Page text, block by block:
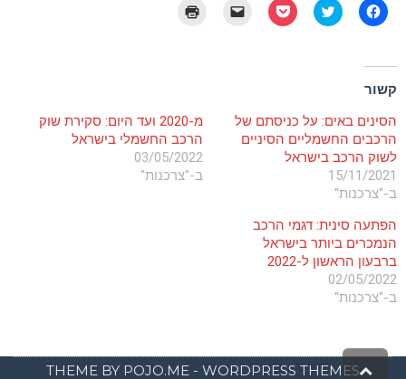
לחיצה
לשיתוף
בחלון
לחצו
כדי
לחצו
לשיתוף ללחוץ
בחלון
חדש)
קשור
הסינים באים: על כניסתם של
הרכבים החשמליים הסיניים
לשוק הרכב בישראל
15/11/2021
ב-"צרכנות"
מ-2020 ועד היום: סקירת שוק
הרכב החשמלי בישראל
03/05/2022
ב-"צרכנות"
הפתעה סינית: דגמי הרכב
הנמכרים ביותר בישראל
ברבעון הראשון ל-2022
02/05/2022
ב-"צרכנות"
THEME BY POJO.ME - WORDPRESS THEMES